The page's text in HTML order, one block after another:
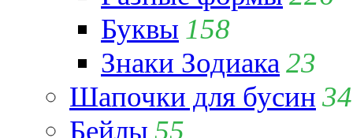
Буквы 158
Знаки Зодиака 23
Шапочки для бусин 34
Бейлы 55